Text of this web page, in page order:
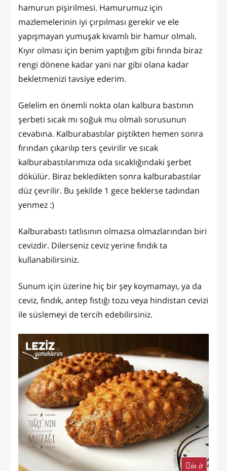
hamurun pişirilmesi. Hamurumuz için
mazlemelerinin iyi çırpılması gerekir ve ele
yapışmayan yumuşak kıvamlı bir hamur olmalı.
Kıyır olması için benim yaptığım gibi fırında biraz
rengi dönene kadar yani nar gibi olana kadar
bekletmenizi tavsiye ederim.
Gelelim en önemli nokta olan kalbura bastının
şerbeti sıcak mı soğuk mu olmalı sorusunun
cevabına. Kalburabastılar piştikten hemen sonra
fırından çıkarılıp ters çevirilir ve sıcak
kalburabastılarımıza oda sıcaklığındaki şerbet
dökülür. Biraz bekledikten sonra kalburabastılar
düz çevrilir. Bu şekilde 1 gece beklerse tadından
yenmez :)
Kalburabastı tatlısının olmazsa olmazlarından biri
cevizdir. Dilerseniz ceviz yerine fındık ta
kullanabilirsiniz.
Sunum için üzerine hiç bir şey koymamayı, ya da
ceviz, fındık, antep fıstığı tozu veya hindistan cevizi
ile süslemeyi de tercih edebilirsiniz.
in it